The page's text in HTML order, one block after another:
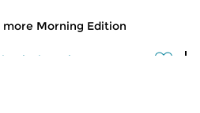
more Morning Edition
Classical Music